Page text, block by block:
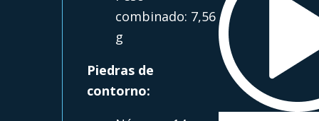
combinado: 7,56
g
Piedras de
contorno: